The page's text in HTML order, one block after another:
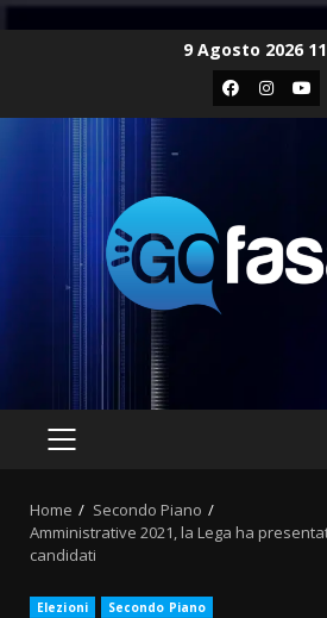
9 Agosto 2026
Facebook
PRIMARY
Home
Secondo Piano
Amministrative 2021, la Lega ha
candidati
Elezioni Secondo Piano